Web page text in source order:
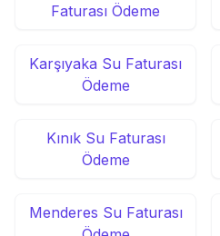
Faturası Ödeme
Karşıyaka Su Faturası
Ödeme
Kınık Su Faturası
Ödeme
Menderes Su Faturası